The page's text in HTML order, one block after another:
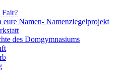
Fair?
eure Namen- Namenziegelprojekt
des Domgymnasiums